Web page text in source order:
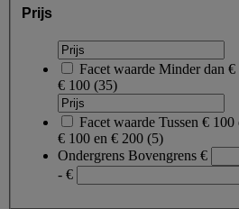
Prijs
Facet waarde Minder dan €
€ 100 (35)
Facet waarde Tussen € 100
€ 100 en € 200 (5)
Ondergrens Bovengrens €
- €